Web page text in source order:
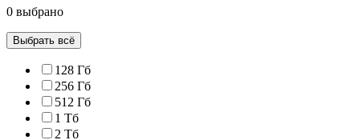
0 выбрано
Выбрать всё
128 Гб
256 Гб
512 Гб
1 Тб
2 Тб